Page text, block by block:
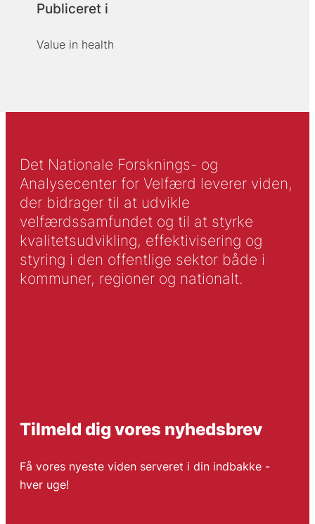
Publiceret i
Value in health
Det Nationale Forsknings- og
Analysecenter for Velfærd leverer viden,
der bidrager til at udvikle
velfærdssamfundet og til at styrke
kvalitetsudvikling, effektivisering og
styring i den offentlige sektor både i
kommuner, regioner og nationalt.
Tilmeld dig vores nyhedsbrev
Få vores nyeste viden serveret i din indbakke -
hver uge!